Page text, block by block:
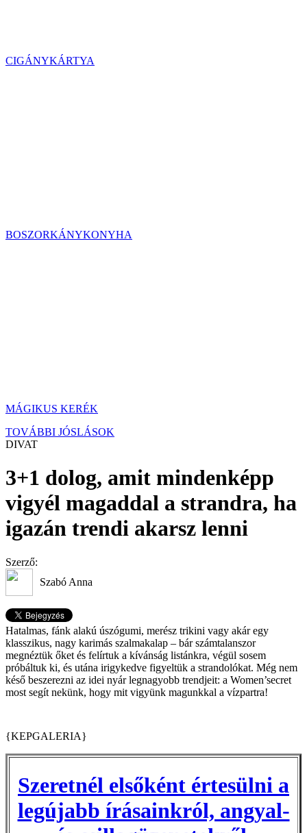
CIGÁNYKÁRTYA
BOSZORKÁNYKONYHA
MÁGIKUS KERÉK
TOVÁBBI JÓSLÁSOK
DIVAT
3+1 dolog, amit mindenképp
vigyél magaddal a strandra, ha
igazán trendi akarsz lenni
Szerző:
Szabó Anna
Hatalmas, fánk alakú úszógumi, merész trikini vagy akár egy
klasszikus, nagy karimás szalmakalap – bár számtalanszor
megnéztük őket és felírtuk a kívánság listánkra, végül sosem
próbáltuk ki, és utána irigykedve figyeltük a strandolókat. Még nem
késő beszerezni az idei nyár legnagyobb trendjeit: a Women’secret
most segít nekünk, hogy mit vigyünk magunkkal a vízpartra!
{KEPGALERIA}
Szeretnél elsőként értesülni a
legújabb írásainkról, angyal-